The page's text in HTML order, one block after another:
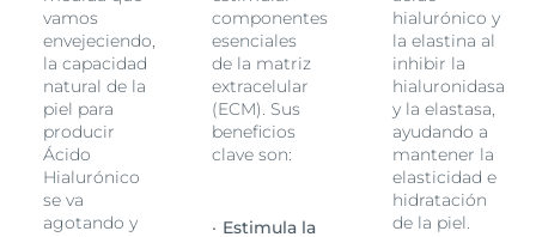
vamos
envejeciendo,
la capacidad
natural de la
piel para
producir
Ácido
Hialurónico
se va
agotando y
componentes
esenciales
de la matriz
extracelular
(ECM). Sus
beneficios
clave son:
Estimula la
hialurónico y
la elastina al
inhibir la
hialuronidasa
y la elastasa,
ayudando a
mantener la
elasticidad e
hidratación
de la piel.